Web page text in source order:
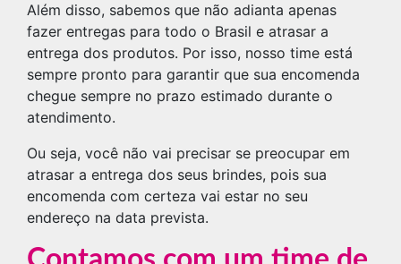
Além disso, sabemos que não adianta apenas
fazer entregas para todo o Brasil e atrasar a
entrega dos produtos. Por isso, nosso time está
sempre pronto para garantir que sua encomenda
chegue sempre no prazo estimado durante o
atendimento.
Ou seja, você não vai precisar se preocupar em
atrasar a entrega dos seus brindes, pois sua
encomenda com certeza vai estar no seu
endereço na data prevista.